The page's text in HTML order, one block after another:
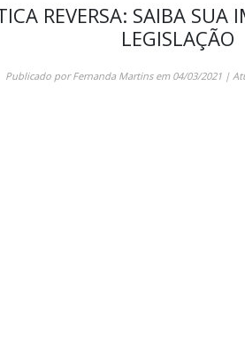
REVERSA: SAIBA SUA
LEGISLAÇÃO
Publicado porFernanda Martinsem 04/03/2021 |